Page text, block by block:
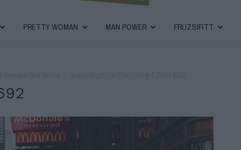
Magazin
PRETTY WOMAN MAN POWER FRUZSIFITT